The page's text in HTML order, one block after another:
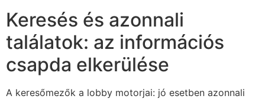
Keresés és azonnali
találatok: az információs
csapda elkerülése
A keresőmezők a lobby motorjai: jó esetben azonnali